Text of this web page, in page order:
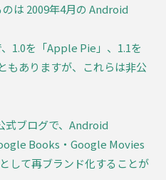
は 2009年4月の Android
1.0を「Apple Pie」、1.1を
もありますが、これらは非公
式ブログで、Android
Books・Google Movies
して再ブランド化することが